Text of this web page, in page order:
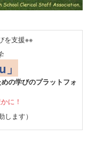
を支援※※
の学びのプラットフォ
に！
します）